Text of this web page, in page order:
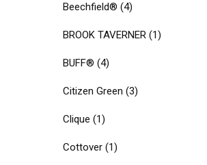
Beechfield® (4)
BROOK TAVERNER (1)
BUFF® (4)
Citizen Green (3)
Clique (1)
Cottover (1)